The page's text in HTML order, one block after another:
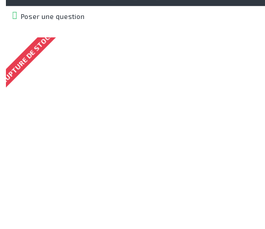
Poser une question
DE STOCK